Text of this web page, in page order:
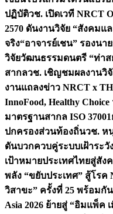
ปฏิบัติวช. เปิดเวที NRCT
2570 ดันงานวิจัย “สังคม
จริง“อาจารย์เชน” รองน
วิจัยวัฒนธรรมดนตรี “ท่า
สากลวช. เชิญชมผลงานวิ
งานแถลงข่าว NRCT x
InnoFood, Healthy Choice
มาตรฐานสากล ISO
ปกครองส่วนท้องถิ่นวช. ห
ดันบวกควบคู่ระบบเฝ้าระวั
เป้าหมายประเทศไทยสู่สั
พลัง “ขยับประเทศ” สู้โรค
วิสาขะ” ครั้งที่ 25 พร้อมกั
Asia 2026 ย้ายสู่ “อิมแพ็ค